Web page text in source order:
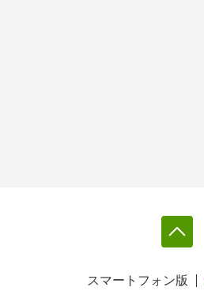
スマートフォン版